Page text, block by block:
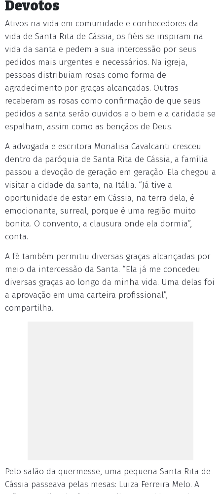
Devotos
Ativos na vida em comunidade e conhecedores da
vida de Santa Rita de Cássia, os fiéis se inspiram na
vida da santa e pedem a sua intercessão por seus
pedidos mais urgentes e necessários. Na igreja,
pessoas distribuiam rosas como forma de
agradecimento por graças alcançadas. Outras
receberam as rosas como confirmação de que seus
pedidos a santa serão ouvidos e o bem e a caridade se
espalham, assim como as bençãos de Deus.
A advogada e escritora Monalisa Cavalcanti cresceu
dentro da paróquia de Santa Rita de Cássia, a família
passou a devoção de geração em geração. Ela chegou a
visitar a cidade da santa, na Itália. “Já tive a
oportunidade de estar em Cássia, na terra dela, é
emocionante, surreal, porque é uma região muito
bonita. O convento, a clausura onde ela dormia”,
conta.
A fé também permitiu diversas graças alcançadas por
meio da intercessão da Santa. “Ela já me concedeu
diversas graças ao longo da minha vida. Uma delas foi
a aprovação em uma carteira profissional”,
compartilha.
Pelo salão da quermesse, uma pequena Santa Rita de
Cássia passeava pelas mesas: Luiza Ferreira Melo. A